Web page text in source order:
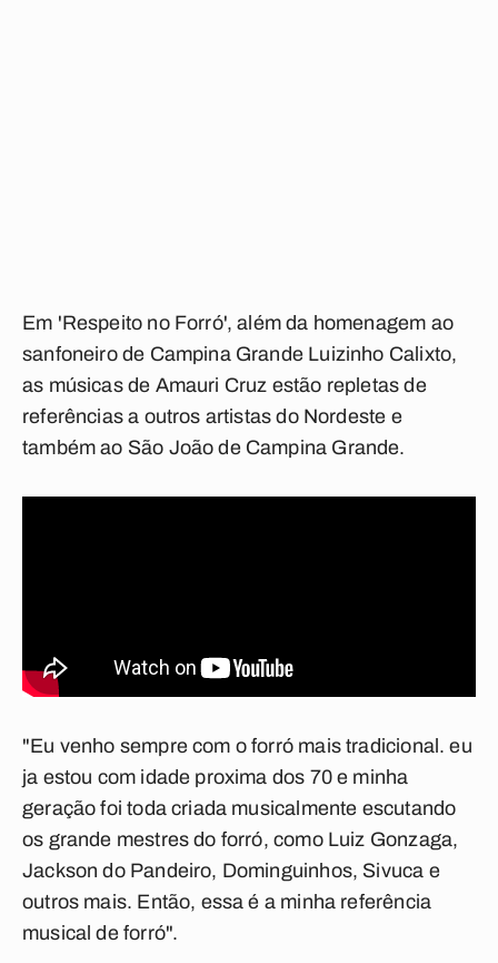
Em 'Respeito no Forró', além da homenagem ao
sanfoneiro de Campina Grande Luizinho Calixto,
as músicas de Amauri Cruz estão repletas de
referências a outros artistas do Nordeste e
também ao São João de Campina Grande.
"Eu venho sempre com o forró mais tradicional. eu
ja estou com idade proxima dos 70 e minha
geração foi toda criada musicalmente escutando
os grande mestres do forró, como Luiz Gonzaga,
Jackson do Pandeiro, Dominguinhos, Sivuca e
outros mais. Então, essa é a minha referência
musical de forró".